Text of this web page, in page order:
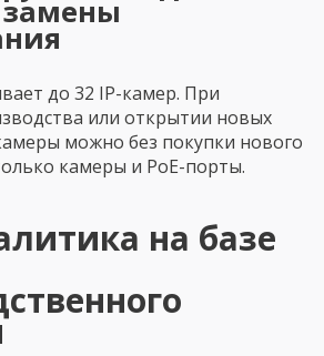
замены
до 32 IP-камер. При
или открытии новых
можно без покупки нового
камеры и PoE-порты.
на базе